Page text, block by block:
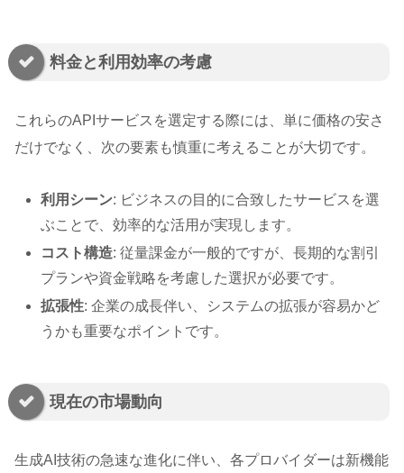
料金と利用効率の考慮
これらのAPIサービスを選定する際には、単に価格の安さ
だけでなく、次の要素も慎重に考えることが大切です。
利用シーン: ビジネスの目的に合致したサービスを選
ぶことで、効率的な活用が実現します。
コスト構造: 従量課金が一般的ですが、長期的な割引
プランや資金戦略を考慮した選択が必要です。
拡張性: 企業の成長伴い、システムの拡張が容易かど
うかも重要なポイントです。
現在の市場動向
生成AI技術の急速な進化に伴い、各プロバイダーは新機能